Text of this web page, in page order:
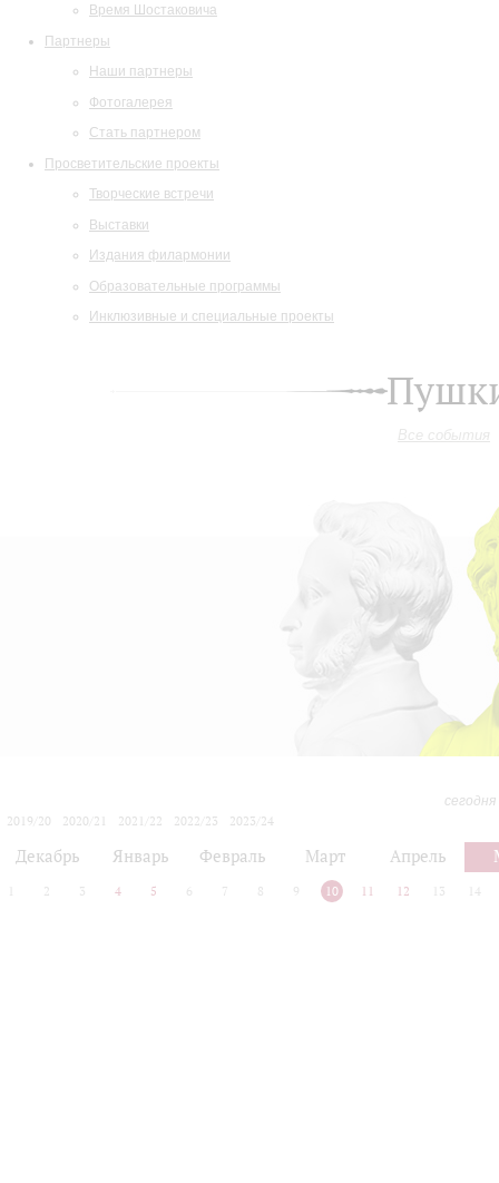
Время Шостаковича
Партнеры
Наши партнеры
Фотогалерея
Стать партнером
Просветительские проекты
Творческие встречи
Выставки
Издания филармонии
Образовательные программы
Инклюзивные и специальные проекты
Все события
2019/20
2020/21 2021/22 2022/23
2023/24
Декабрь Январь Февраль Март Апрель
2 3 4 5 6 7 8 9 10 11 12 13 14